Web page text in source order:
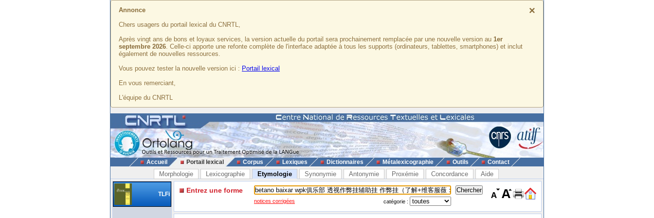
×
Annonce
Chers usagers du portail lexical du CNRTL,
Après vingt ans de bons et loyaux services, la version actuelle du portail sera prochainement remplacée par une nouvelle version au 1er
septembre 2026. Celle-ci apporte une refonte complète de l'interface adaptée à tous les supports (ordinateurs, tablettes, smartphones) et inclut
également de nouvelles ressources.
Vous pouvez tester la nouvelle version ici : Portail lexical
En vous remerciant,
L'équipe du CNRTL
Accueil Portail lexical Corpus Lexiques Dictionnaires Métalexicographie Outils Contact
Morphologie Lexicographie Etymologie Synonymie Antonymie Proxémie Concordance Aide
TLFi Entrez une forme
notices corrigées catégorie :